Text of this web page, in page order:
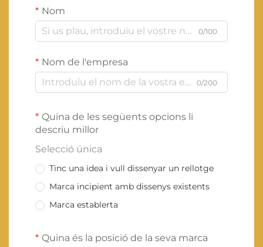
Nom
0/100
Nom de l'empresa
0/200
Quina de les següents opcions li
descriu millor
Selecció única
Tinc una idea i vull dissenyar un rellotge
Marca incipient amb dissenys existents
Marca establerta
Quina és la posició de la seva marca